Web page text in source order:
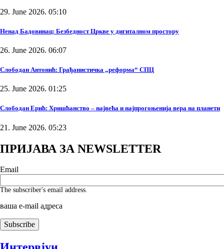
29. June 2026. 05:10
Ненад Бадовинац: Безбедност Цркве у дигиталном простору
26. June 2026. 06:07
Слободан Антонић: Грађанистичка „реформа“ СПЦ
25. June 2026. 01:25
Слободан Ерић: Хришћанство – највећа и најпрогоњенија вера на планети
21. June 2026. 05:23
ПРИЈАВА ЗА NEWSLETTER
Email
The subscriber's email address.
ваша е-mail адреса